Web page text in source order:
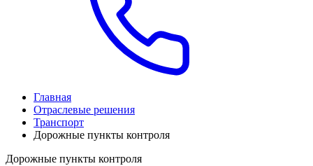
Главная
Отраслевые решения
Транспорт
Дорожные пункты контроля
Дорожные пункты контроля